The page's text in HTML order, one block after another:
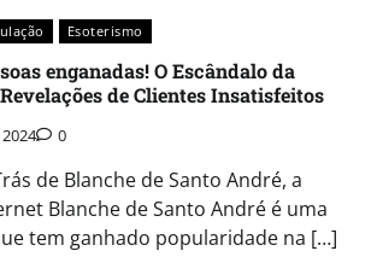
Esoterismo
enganadas! O Escândalo da
de Clientes Insatisfeitos
2024 0
de Blanche de Santo André, a
Blanche de Santo André é uma
tem ganhado popularidade na […]